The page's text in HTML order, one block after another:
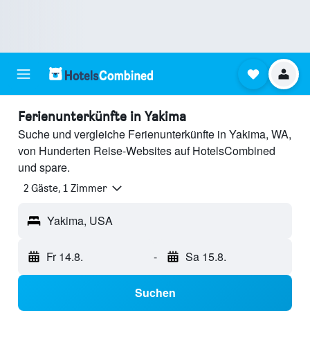
Ferienunterkünfte in Yakima
Suche und vergleiche Ferienunterkünfte in Yakima, WA,
von Hunderten Reise-Websites auf HotelsCombined
und spare.
2 Gäste, 1 Zimmer
Yakima, USA
Fr 14.8. - Sa 15.8.
Suchen